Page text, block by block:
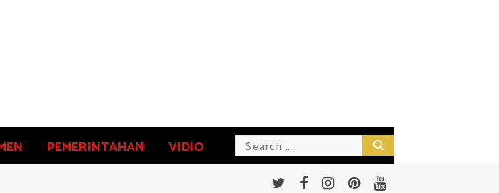
PEMERINTAHAN VIDIO